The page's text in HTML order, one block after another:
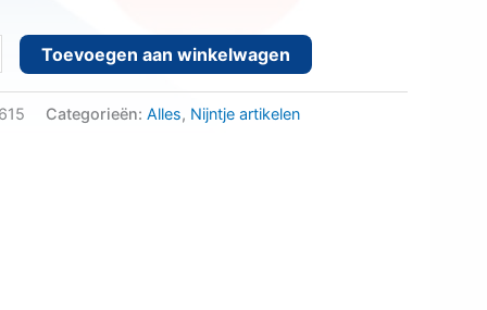
Toevoegen aan winkelwagen
Categorieën: Alles, Nijntje artikelen